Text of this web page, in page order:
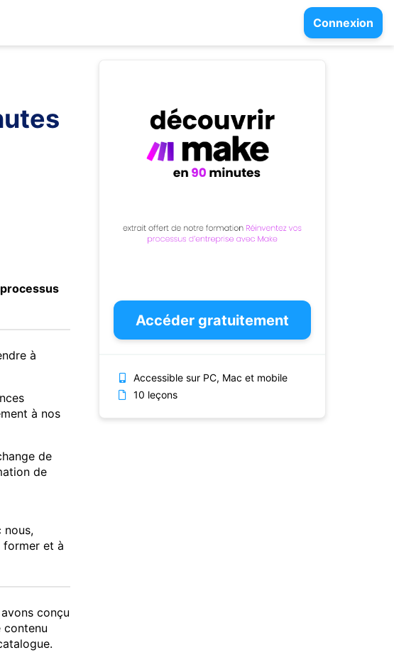
Connexion
Accéder gratuitement
Accessible sur PC, Mac et mobile
10 leçons
à
à nos
de
de
nous,
former et à
conçu
contenu